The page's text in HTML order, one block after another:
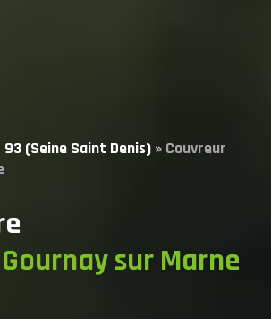
93 (Seine Saint Denis) » Couvreur
sur Marne